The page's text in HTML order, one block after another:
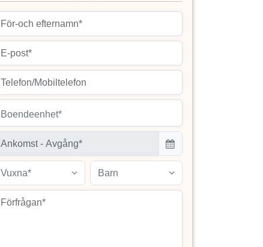
Boendeenhet*
Vuxna* Barn